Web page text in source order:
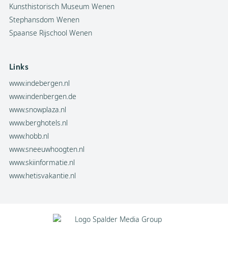
Kunsthistorisch Museum Wenen
Stephansdom Wenen
Spaanse Rijschool Wenen
Links
www.indebergen.nl
www.indenbergen.de
www.snowplaza.nl
www.berghotels.nl
www.hobb.nl
www.sneeuwhoogten.nl
www.skiinformatie.nl
www.hetisvakantie.nl